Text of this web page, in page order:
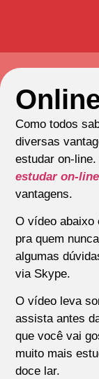
Como todos
diversas
estudar on-
estudar on-line
vantagens.
O vídeo abaixo
pra quem
algumas
via Skype.
O vídeo leva
assista antes
que você vai
muito mais
doce lar.